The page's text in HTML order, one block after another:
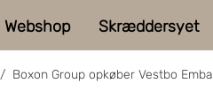
Webshop Skræddersyet
/ Boxon Group opkøber Vestbo